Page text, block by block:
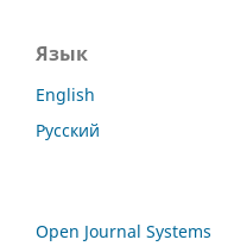
Язык
English
Русский
Open Journal Systems